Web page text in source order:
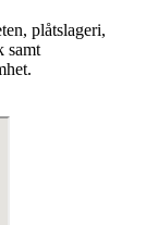
plåtslageri,
samt